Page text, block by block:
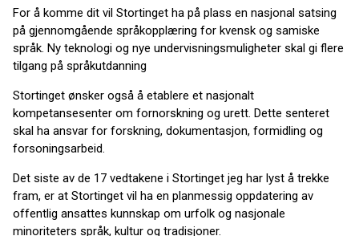
For å komme dit vil Stortinget ha på plass en nasjonal satsing
på gjennomgående språkopplæring for kvensk og samiske
språk. Ny teknologi og nye undervisningsmuligheter skal gi flere
tilgang på språkutdanning
Stortinget ønsker også å etablere et nasjonalt
kompetansesenter om fornorskning og urett. Dette senteret
skal ha ansvar for forskning, dokumentasjon, formidling og
forsoningsarbeid.
Det siste av de 17 vedtakene i Stortinget jeg har lyst å trekke
fram, er at Stortinget vil ha en planmessig oppdatering av
offentlig ansattes kunnskap om urfolk og nasjonale
minoriteters språk, kultur og tradisjoner.